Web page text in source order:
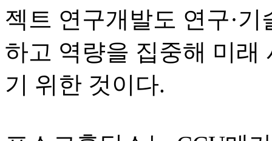
젝트 연구개발도 연구·
하고 역량을 집중해 미래
기 위한 것이다.